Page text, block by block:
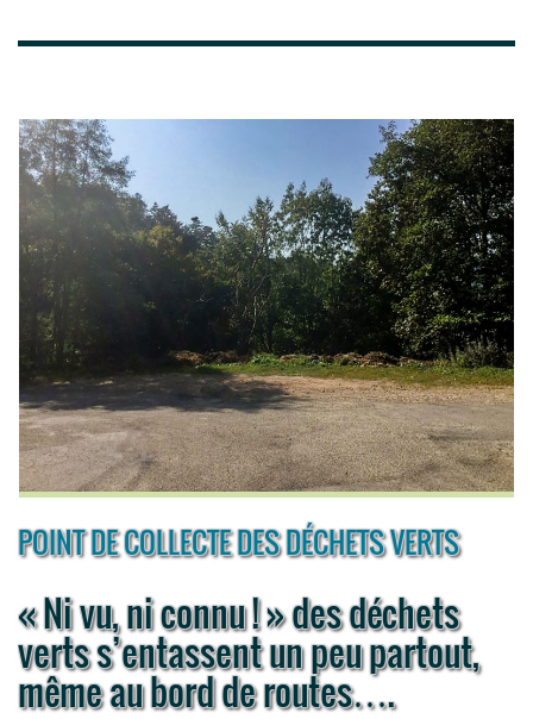
POINT DE COLLECTE DES DÉCHETS VERTS
« Ni vu, ni connu ! » des déchets
verts s’entassent un peu partout,
même au bord de routes….